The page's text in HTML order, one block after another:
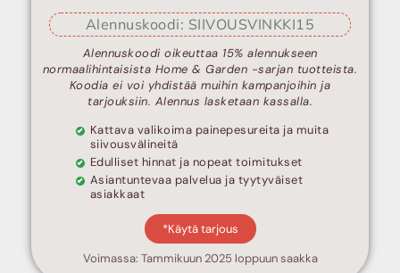
Alennuskoodi: SIIVOUSVINKKI15
Alennuskoodi oikeuttaa 15% alennukseen
normaalihintaisista Home & Garden -sarjan tuotteista.
Koodia ei voi yhdistää muihin kampanjoihin ja
tarjouksiin. Alennus lasketaan kassalla.
Kattava valikoima painepesureita ja muita
siivousvälineitä
Edulliset hinnat ja nopeat toimitukset
Asiantuntevaa palvelua ja tyytyväiset
asiakkaat
*Käytä tarjous
Voimassa: Tammikuun 2025 loppuun saakka